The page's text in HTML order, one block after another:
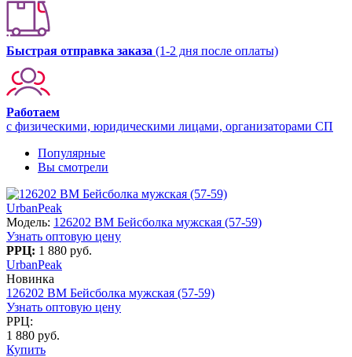
Быстрая отправка заказа (1-2 дня после оплаты)
Работаем
с физическими, юридическими лицами, организаторами СП
Популярные
Вы смотрели
UrbanPeak
Модель: 126202 BM Бейсболка мужская (57-59)
Узнать оптовую цену
РРЦ: 1 880 руб.
UrbanPeak
Новинка
126202 BM Бейсболка мужская (57-59)
Узнать оптовую цену
РРЦ:
1 880 руб.
Купить